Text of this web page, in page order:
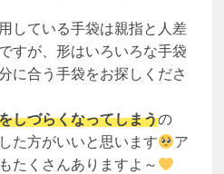
している手袋は親指と人差
すが、形はいろいろな手袋
に合う手袋をお探しくださ
しづらくなってしまうの
た方がいいと思います
ア
たくさんありますよ～